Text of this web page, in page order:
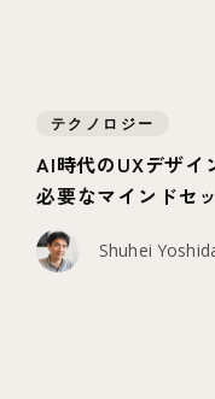
テクノロジー
AI時代のUXデザイ
必要なマインドセ
Shuhei